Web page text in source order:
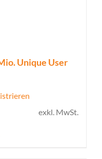
Unique User
exkl. MwSt.